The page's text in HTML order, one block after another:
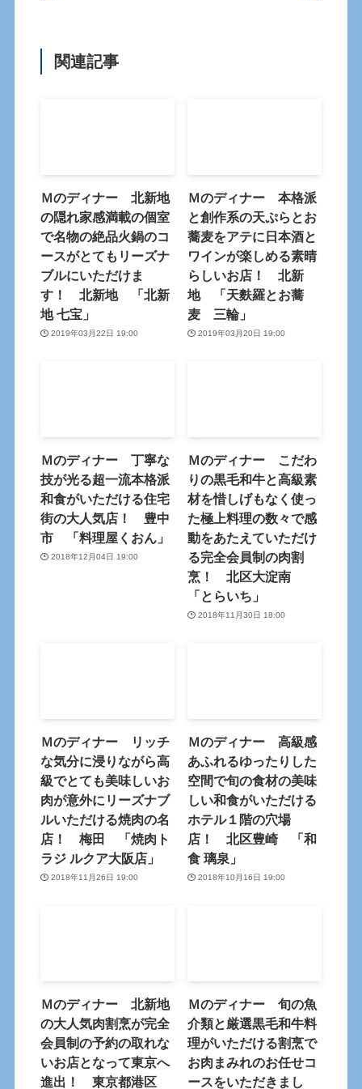
関連記事
Ｍのディナー 北新地
の隠れ家感満載の個室
で名物の絶品火鍋のコ
ースがとてもリーズナ
ブルにいただけま
す！ 北新地 「北新
地 七宝」
2019年03月22日 19:00
Ｍのディナー 本格派
と創作系の天ぷらとお
蕎麦をアテに日本酒と
ワインが楽しめる素晴
らしいお店！ 北新
地 「天麩羅とお蕎
麦 三輪」
2019年03月20日 19:00
Ｍのディナー 丁寧な
技が光る超一流本格派
和食がいただける住宅
街の大人気店！ 豊中
市 「料理屋くおん」
2018年12月04日 19:00
Ｍのディナー こだわ
りの黒毛和牛と高級素
材を惜しげもなく使っ
た極上料理の数々で感
動をあたえていただけ
る完全会員制の肉割
烹！ 北区大淀南
「とらいち」
2018年11月30日 18:00
Ｍのディナー リッチ
な気分に浸りながら高
級でとても美味しいお
肉が意外にリーズナブ
ルいただける焼肉の名
店！ 梅田 「焼肉ト
ラジ ルクア大阪店」
2018年11月26日 19:00
Ｍのディナー 高級感
あふれるゆったりした
空間で旬の食材の美味
しい和食がいただける
ホテル１階の穴場
店！ 北区豊崎 「和
食 璃泉」
2018年10月16日 19:00
Ｍのディナー 北新地
の大人気肉割烹が完全
会員制の予約の取れな
いお店となって東京へ
進出！ 東京都港区
Ｍのディナー 旬の魚
介類と厳選黒毛和牛料
理がいただける割烹で
お肉まみれのお任せコ
ースをいただきまし